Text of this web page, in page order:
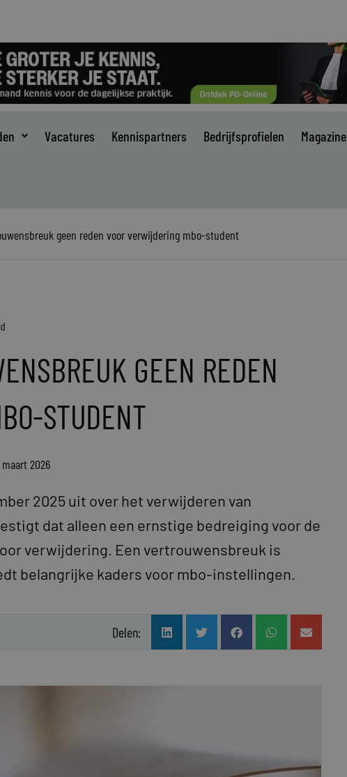
Vacatures Kennispartners Bedrijfsprofielen Magazine
geen reden voor verwijdering mbo-student
GEEN REDEN
STUDENT
2026
2025 uit over het verwijderen van
dat alleen een ernstige bedreiging voor de
verwijdering. Een vertrouwensbreuk is
belangrijke kaders voor mbo-instellingen.
Delen: